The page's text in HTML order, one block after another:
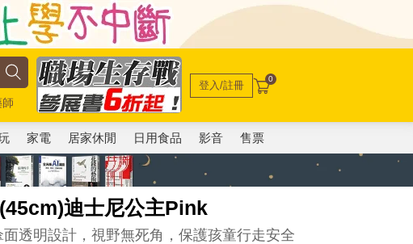
登入/註冊 0
家電 居家休閒 日用食品 影音 售票
迪士尼公主Pink
透明設計，視野無死角，保護孩童行走安全